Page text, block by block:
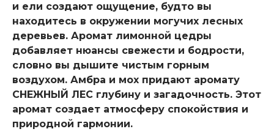
и ели создают ощущение, будто вы
находитесь в окружении могучих лесных
деревьев. Аромат лимонной цедры
добавляет нюансы свежести и бодрости,
словно вы дышите чистым горным
воздухом. Амбра и мох придают аромату
СНЕЖНЫЙ ЛЕС глубину и загадочность. Этот
аромат создает атмосферу спокойствия и
природной гармонии.